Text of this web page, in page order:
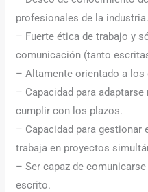
profesionales de la industria.
– Fuerte ética de trabajo y
comunicación (tanto
– Altamente orientado a los
– Capacidad para
cumplir con los plazos.
– Capacidad para gestionar
trabaja en proyectos
– Ser capaz de
escrito.